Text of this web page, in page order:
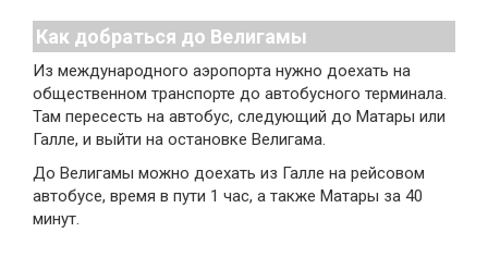
Как добраться до Велигамы
Из международного аэропорта нужно доехать на
общественном транспорте до автобусного терминала.
Там пересесть на автобус, следующий до Матары или
Галле, и выйти на остановке Велигама.
До Велигамы можно доехать из Галле на рейсовом
автобусе, время в пути 1 час, а также Матары за 40
минут.